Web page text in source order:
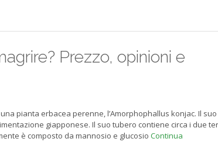
Prezzo, opinioni e
pianta erbacea perenne, l’Amorphophallus konjac. Il suo
giapponese. Il suo tubero contiene circa i due
è composto da mannosio e glucosio Continua